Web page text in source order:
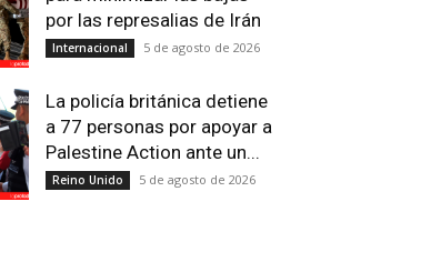
por las represalias de Irán
Internacional 5 de agosto de 2026
La policía británica detiene
a 77 personas por apoyar a
Palestine Action ante un...
Reino Unido 5 de agosto de 2026